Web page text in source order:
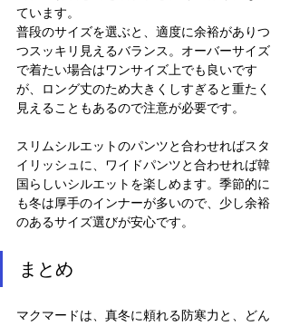
ています。
普段のサイズを選ぶと、適度に余裕がありつ
つスッキリ見えるバランス。オーバーサイズ
で着たい場合はワンサイズ上でも良いです
が、ロング丈のため大きくしすぎると重たく
見えることもあるので注意が必要です。
スリムシルエットのパンツと合わせればスタ
イリッシュに、ワイドパンツと合わせれば韓
国らしいシルエットを楽しめます。季節的に
も冬は厚手のインナーが多いので、少し余裕
のあるサイズ選びが安心です。
まとめ
マクマードは、真冬に頼れる防寒力と、どん